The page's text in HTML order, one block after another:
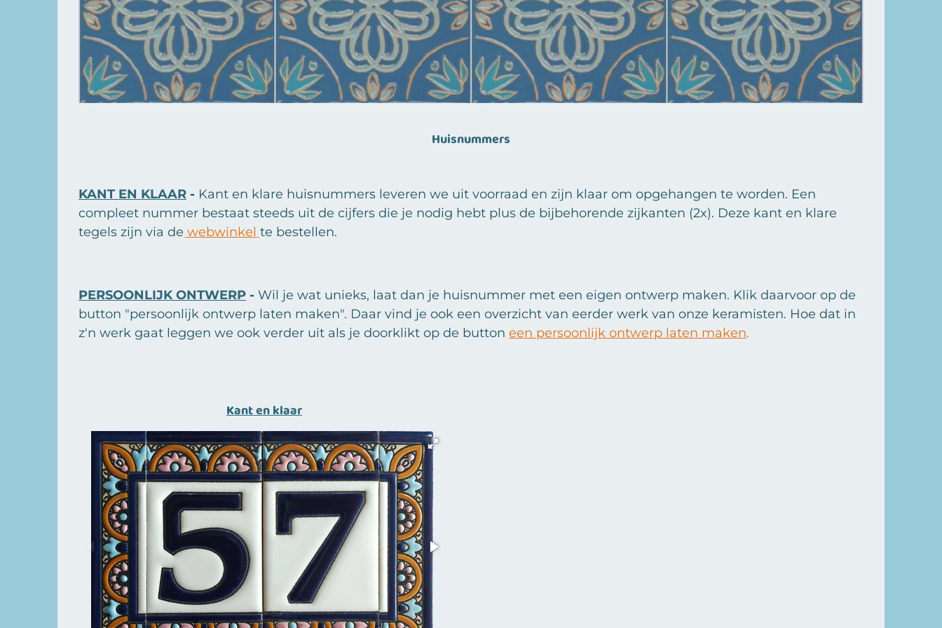
Huisnummers
KANT EN KLAAR - Kant en klare huisnummers leveren we uit voorraad en zijn klaar om opgehangen te worden. Een
compleet nummer bestaat steeds uit de cijfers die je nodig hebt plus de bijbehorende zijkanten (2x). Deze kant en klare
tegels zijn via de webwinkel te bestellen.
PERSOONLIJK ONTWERP - Wil je wat unieks, laat dan je huisnummer met een eigen ontwerp maken. Klik daarvoor op de
button "persoonlijk ontwerp laten maken". Daar vind je ook een overzicht van eerder werk van onze keramisten. Hoe dat in
z'n werk gaat leggen we ook verder uit als je doorklikt op de button een persoonlijk ontwerp laten maken.
Kant en klaar